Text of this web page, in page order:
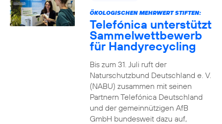
ÖKOLOGISCHEN MEHRWERT STIFTEN:
Telefónica unterstützt
Sammelwettbewerb
für Handyrecycling
Bis zum 31. Juli ruft der
Naturschutzbund Deutschland e. V.
(NABU) zusammen mit seinen
Partnern Telefónica Deutschland
und der gemeinnützigen AfB
GmbH bundesweit dazu auf,